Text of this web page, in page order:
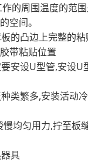
的周围温度的范
空间。
的凸边上完整的
带粘贴位置
安设U型管,安设U
类繁多,安装活动
均匀用力,拧至板
具